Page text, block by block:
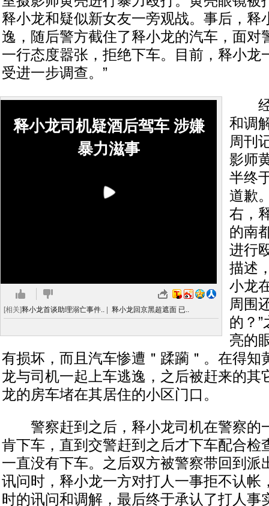
释小龙和疑似新女友一旁观战。事后，释
逸，随后警方截住了释小龙的汽车，面对
一行态度嚣张，拒绝下车。目前，释小龙
受进一步调查。”
释小龙司机疑酒后驾车 涉嫌
暴力滋事
[相关]释小龙首谈助理溺亡事件.. 释小龙回京黑超遮面 已..
经
和调
周刊
影师
半终
道歉
右，
的南
进行
描述
小龙
周围
的？
亮的
有损坏，而且汽车惨遭＂蹂躏＂。在得知
龙与司机一起上车逃逸，之后被赶来的其
龙的房车堵在其居住的小区门口。
警察赶到之后，释小龙司机在警察的
肯下车，直到交警赶到之后才下车配合检
一直没有下车。之后双方被警察带回到派
讯问时，释小龙一方对打人一事拒不认帐
时的讯问和调解，最后终于承认了打人事